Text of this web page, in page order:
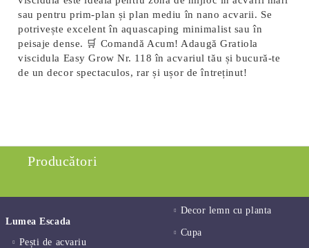
sau pentru prim-plan și plan mediu în nano acvarii. Se
potrivește excelent în aquascaping minimalist sau în
peisaje dense. 🛒 Comandă Acum! AdaugăGratiola
viscidula Easy Grow Nr. 118 în acvariul tău și bucură-te
de un decor spectaculos, rar și ușor de întreținut!
Producători
Lumea Escada
Pești de acvariu
Decor lemn cu planta
Cupa